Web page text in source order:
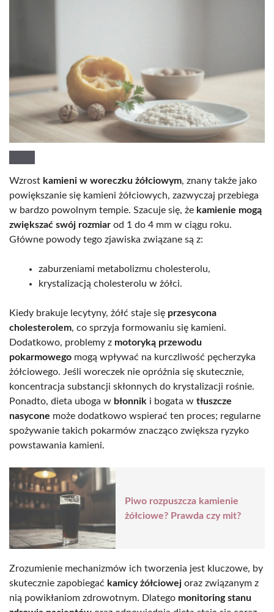
Wzrost kamieni w woreczku żółciowym, znany także jako
powiększanie się kamieni żółciowych, zazwyczaj przebiega
w bardzo powolnym tempie. Szacuje się, że kamienie mogą
zwiększać swój rozmiar od 1 do 4 mm w ciągu roku.
Główne powody tego zjawiska związane są z:
zaburzeniami metabolizmu cholesterolu,
krystalizacją cholesterolu w żółci.
Kiedy brakuje lecytyny, żółć staje się przesycona
cholesterolem, co sprzyja formowaniu się kamieni.
Dodatkowo, problemy z motoryką przewodu
pokarmowego mogą wpływać na kurczliwość pęcherzyka
żółciowego. Jeśli woreczek nie opróżnia się skutecznie,
koncentracja substancji skłonnych do krystalizacji rośnie.
Ponadto, dieta uboga w błonnik i bogata w tłuszcze
nasycone może dodatkowo wspierać ten proces; regularne
spożywanie takich pokarmów znacząco zwiększa ryzyko
powstawania kamieni.
Piwo rozpuszcza kamienie
żółciowe? Prawda czy mit?
Zrozumienie mechanizmów ich tworzenia jest kluczowe, by
skutecznie zapobiegać kamicy żółciowej oraz związanym z
nią powikłaniom zdrowotnym. Dlatego monitoring stanu